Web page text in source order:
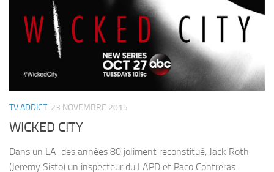
TV ADDICT 23 NOVEMBRE 2015
WICKED CITY
Dans un LA des années 80 joliment reconstitué, Jack Roth
(Jeremy Sisto) un inspecteur du LAPD et Paco Contreras